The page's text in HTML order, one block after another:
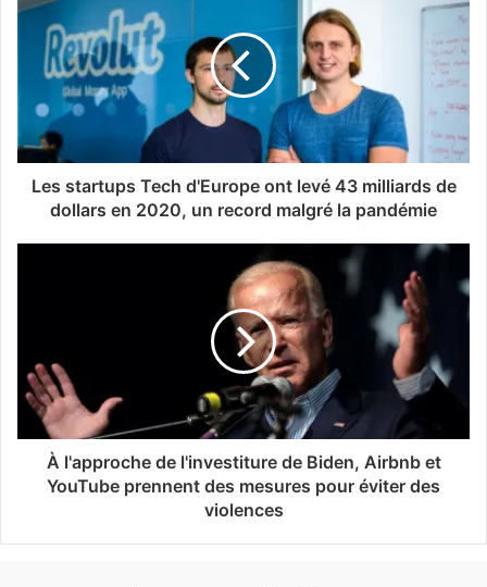
Les startups Tech d'Europe ont levé 43 milliards de
dollars en 2020, un record malgré la pandémie
À l'approche de l'investiture de Biden, Airbnb et
YouTube prennent des mesures pour éviter des
violences